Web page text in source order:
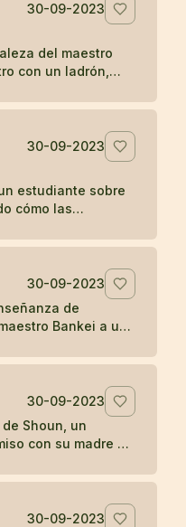
30-09-2023
del maestro
con un ladrón,
invaluables de la
30-09-2023
estudiante sobre
cómo las
budista de Gasan
30-09-2023
de
Bankei a un
sabiduría del
30-09-2023
Shoun, un
con su madre a
la existencia y
30-09-2023